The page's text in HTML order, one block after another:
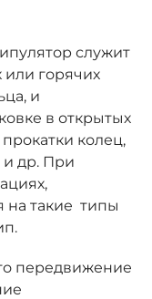
служит
или горячих
и
в открытых
колец,
др. При
на такие типы
передвижение